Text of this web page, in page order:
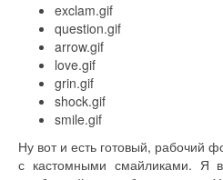
exclam.gif
question.gif
arrow.gif
love.gif
grin.gif
shock.gif
smile.gif
Ну вот и есть готовый, рабочий
с кастомными смайликами. Я